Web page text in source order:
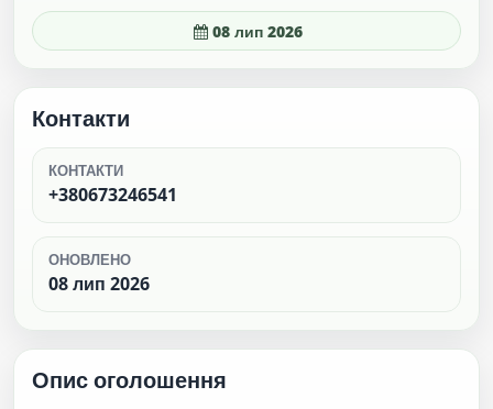
08 лип 2026
Контакти
КОНТАКТИ
+380673246541
ОНОВЛЕНО
08 лип 2026
Опис оголошення